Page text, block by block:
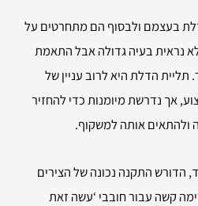
בעצמם ולבסוף הם מתחרטים על
נראית בעיה גדולה אבל התאמת
הדלת היא לרוב עניין של
אך נדרשת מיומנות כדי להחזיר
ולהתאים אותה למשקוף.
הדורש התקנה נכונה של הצירים
קשה עבור חובבי ‘עשה זאת